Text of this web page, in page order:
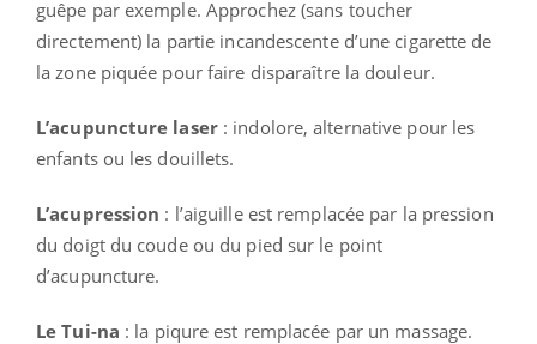
guêpe par exemple. Approchez (sans toucher
directement) la partie incandescente d’une cigarette de
la zone piquée pour faire disparaître la douleur.
L’acupuncture laser : indolore, alternative pour les
enfants ou les douillets.
L’acupression : l’aiguille est remplacée par la pression
du doigt du coude ou du pied sur le point
d’acupuncture.
Le Tui-na : la piqure est remplacée par un massage.